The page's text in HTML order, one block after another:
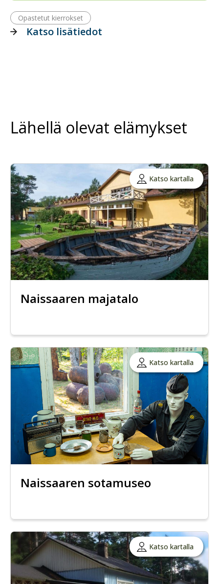
Opastetut kierrokset
Katso lisätiedot
Lähellä olevat elämykset
Katso kartalla
Naissaaren majatalo
Katso kartalla
Naissaaren sotamuseo
Katso kartalla